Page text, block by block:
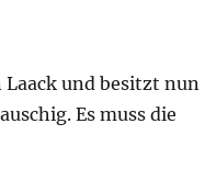
und besitzt nun
Es muss die